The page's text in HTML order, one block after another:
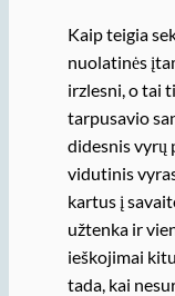
Kaip teigia
nuolatinės
irzlesni, o tai
tarpusavio
didesnis vyrų
vidutinis
kartus į
užtenka ir
ieškojimai
tada, kai